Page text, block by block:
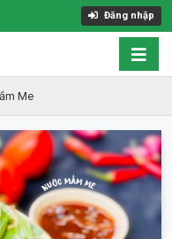
Đăng nhập
Me